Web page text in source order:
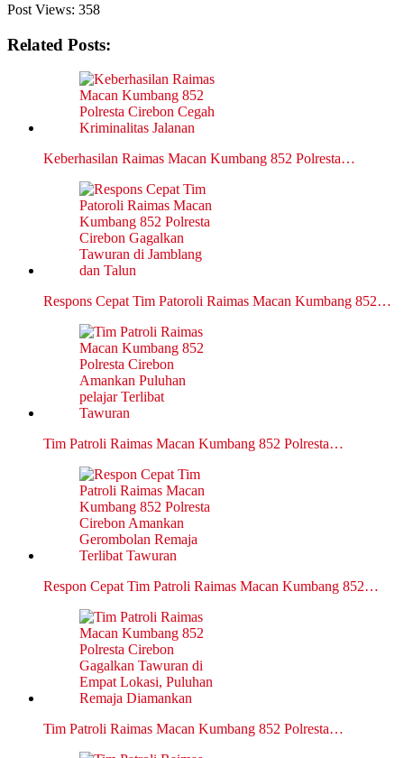
Post Views: 358
Related Posts:
Keberhasilan Raimas Macan Kumbang 852 Polresta…
Respons Cepat Tim Patoroli Raimas Macan Kumbang 852…
Tim Patroli Raimas Macan Kumbang 852 Polresta…
Respon Cepat Tim Patroli Raimas Macan Kumbang 852…
Tim Patroli Raimas Macan Kumbang 852 Polresta…